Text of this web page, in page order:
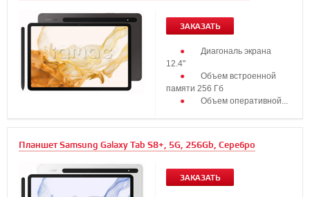
ЗАКАЗАТЬ
Диагональ экрана
12.4"
Объем встроенной
памяти 256 Гб
Объем оперативной...
Планшет Samsung Galaxy Tab S8+, 5G, 256Gb, Серебро
ЗАКАЗАТЬ